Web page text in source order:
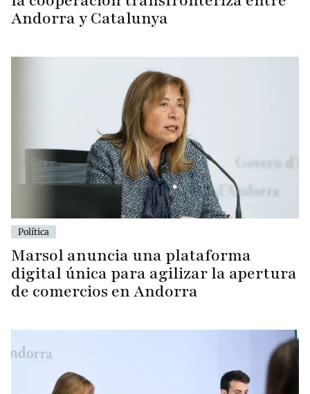
Andorra y Catalunya
Política
Marsol anuncia una plataforma
digital única para agilizar la apertura
de comercios en Andorra